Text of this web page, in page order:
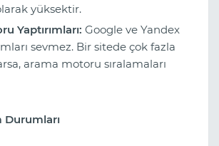
yüksektir.
Yaptırımları: Google ve Yandex
sevmez. Bir sitede çok fazla
arama motoru sıralamaları
Durumları